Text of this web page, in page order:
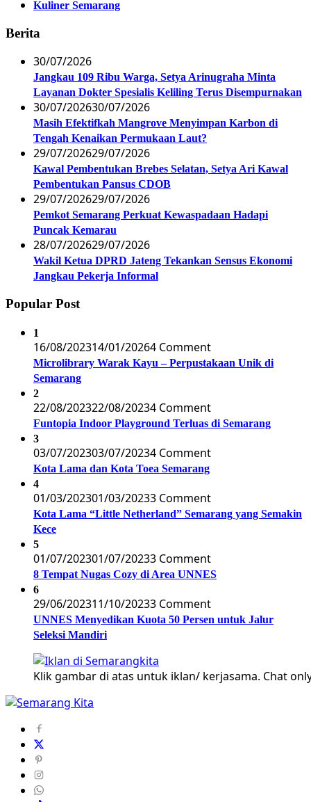
Kuliner Semarang
Berita
30/07/2026
Jangkau 109 Ribu Warga, Setya Arinugraha Minta
Layanan Dokter Spesialis Keliling Terus Disempurnakan
30/07/202630/07/2026
Masih Efektifkah Mangrove Menyimpan Karbon di
Tengah Kenaikan Permukaan Laut?
29/07/202629/07/2026
Kawal Pembentukan Brebes Selatan, Setya Ari Kawal
Pembentukan Pansus CDOB
29/07/202629/07/2026
Pemkot Semarang Perkuat Kewaspadaan Hadapi
Puncak Kemarau
28/07/202629/07/2026
Wakil Ketua DPRD Jateng Tekankan Sensus Ekonomi
Jangkau Pekerja Informal
Popular Post
1
16/08/202314/01/20264 Comment
Microlibrary Warak Kayu – Perpustakaan Unik di
Semarang
2
22/08/202322/08/20234 Comment
Funtopia Indoor Playground Terluas di Semarang
3
03/07/202303/07/20234 Comment
Kota Lama dan Kota Toea Semarang
4
01/03/202301/03/20233 Comment
Kota Lama “Little Netherland” Semarang yang Semakin
Kece
5
01/07/202301/07/20233 Comment
8 Tempat Nugas Cozy di Area UNNES
6
29/06/202311/10/20233 Comment
UNNES Menyedikan Kuota 50 Persen untuk Jalur
Seleksi Mandiri
Klik gambar di atas untuk iklan/ kerjasama. Chat